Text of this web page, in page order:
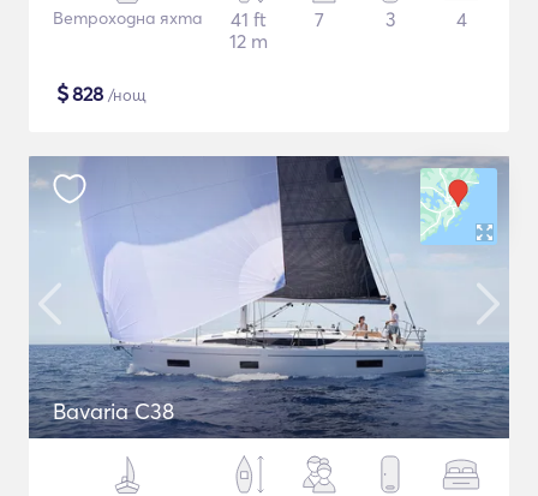
Ветроходна яхта
41 ft
12 m
7 3 4
$828 /нощ
Bavaria C38